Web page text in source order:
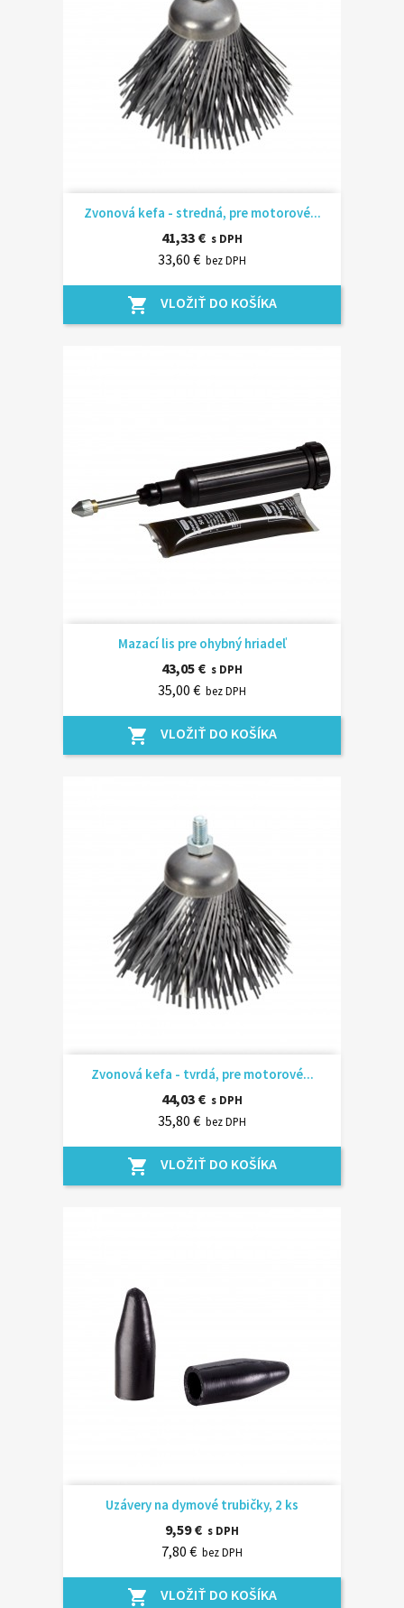
Zvonová kefa - stredná, pre motorové...
41,33 € s DPH
33,60 € bez DPH
shopping_cart VLOŽIŤ DO KOŠÍKA
Mazací lis pre ohybný hriadeľ
43,05 € s DPH
35,00 € bez DPH
shopping_cart VLOŽIŤ DO KOŠÍKA
Zvonová kefa - tvrdá, pre motorové...
44,03 € s DPH
35,80 € bez DPH
shopping_cart VLOŽIŤ DO KOŠÍKA
Uzávery na dymové trubičky, 2 ks
9,59 € s DPH
7,80 € bez DPH
shopping_cart VLOŽIŤ DO KOŠÍKA